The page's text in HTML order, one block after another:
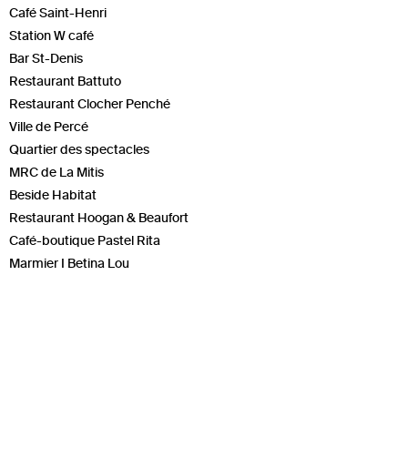
Café Saint-Henri
Station W café
Bar St-Denis
Restaurant Battuto
Restaurant Clocher Penché
Ville de Percé
Quartier des spectacles
MRC de La Mitis
Beside Habitat
Restaurant Hoogan & Beaufort
Café-boutique Pastel Rita
Marmier I Betina Lou